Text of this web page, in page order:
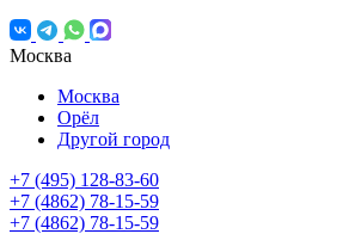
Москва
Москва
Орёл
Другой город
+7 (495) 128-83-60
+7 (4862) 78-15-59
+7 (4862) 78-15-59